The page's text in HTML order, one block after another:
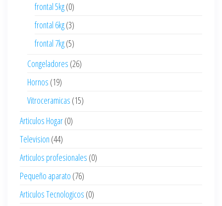
frontal 5kg(0)
frontal 6kg(3)
frontal 7kg(5)
Congeladores (26)
Hornos (19)
Vitroceramicas (15)
Articulos Hogar(0)
Television (44)
Articulos profesionales (0)
Pequeño aparato (76)
Articulos Tecnologicos (0)